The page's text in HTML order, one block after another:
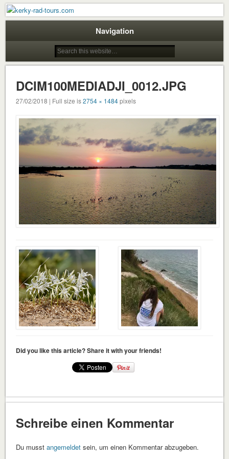
kerky-rad-tours.com
Rad Touren auf Korfu für Genießer
Navigation
DCIM100MEDIADJI_0012.JPG
27/02/2018 | Full size is2754 × 1484pixels
Did you like this article? Share it with your friends!
Schreibe einen Kommentar
Du musstangemeldet sein, um einen Kommentar abzugeben.